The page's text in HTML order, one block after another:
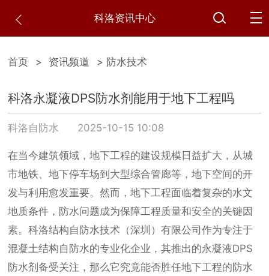
科洛资讯中心
首页 > 资讯频道 > 防水技术
科洛永凝液DPS防水剂能用于地下工程吗
科洛自防水 2025-10-15 10:08
在当今建筑领域，地下工程的建设规模日益扩大，从城
市地铁、地下停车场到大型综合管廊等，地下空间的开
发与利用愈发重要。然而，地下工程面临着复杂的水文
地质条件，防水问题成为保障工程质量和安全的关键因
素。科洛结构自防水技术（深圳）有限公司作为专注于
混凝土结构自防水的专业化企业，其推出的永凝液DPS
防水剂备受关注，那么它究竟能否胜任地下工程的防水